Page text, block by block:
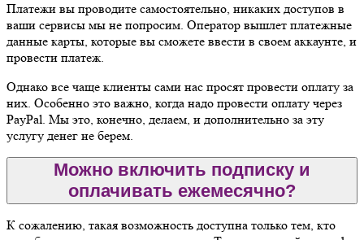
Платежи вы проводите самостоятельно, никаких доступов в
ваши сервисы мы не попросим. Оператор вышлет платежные
данные карты, которые вы сможете ввести в своем аккаунте, и
провести платеж.
Однако все чаще клиенты сами нас просят провести оплату за
них. Особенно это важно, когда надо провести оплату через
PayPal. Мы это, конечно, делаем, и дополнительно за эту
услугу денег не берем.
Можно включить подписку и
оплачивать ежемесячно?
К сожалению, такая возможность доступна только тем, кто